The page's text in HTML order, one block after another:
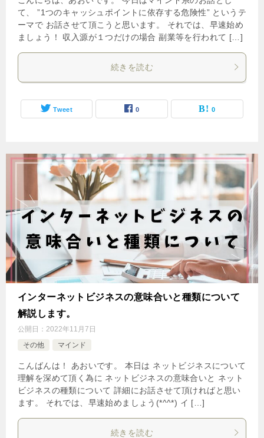
て、 ”1つのキャッシュポイントに依存する危険性” というテ
ーマで お話させて頂こうと思います。 それでは、早速始め
ましょう！ 収入源が１つだけの場合 副業等を行われて […]
続きを読む
Tweet 0 0
インターネットビジネスの意味合いと種類について
解説します。
公開日： 2022年11月7日
その他
マインド
こんばんは！ あおいです。 本日は ネットビジネスについて
理解を深めて頂く為に ネットビジネスの意味合いと ネット
ビジネスの種類について 詳細にお話させて頂ければと思い
ます。 それでは、早速始めましょう(*^^*) イ […]
続きを読む